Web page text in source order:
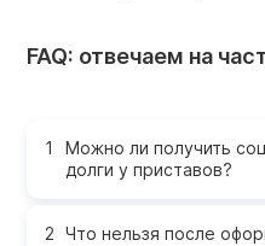
FAQ: отвечаем на
Можно ли получить
долги у приставов?
Что нельзя после